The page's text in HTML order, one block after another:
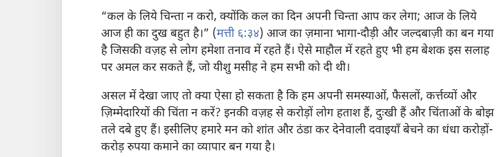
“कल के लिये चिन्ता न करो, क्योंकि कल का दिन अपनी चिन्ता आप कर लेगा; आज के लिये
आज ही का दुख बहुत है।” (मत्ती ६:३४) आज का ज़माना भागा-दौड़ी और जल्दबाज़ी का बन गया
है जिसकी वज़ह से लोग हमेशा तनाव में रहते हैं। ऐसे माहौल में रहते हुए भी हम बेशक इस सलाह
पर अमल कर सकते हैं, जो यीशु मसीह ने हम सभी को दी थी।
असल में देखा जाए तो क्या ऐसा हो सकता है कि हम अपनी समस्याओं, फैसलों, कर्त्तव्यों और
ज़िम्मेदारियों की चिंता न करें? इनकी वज़ह से करोड़ों लोग हताश हैं, दुःखी हैं और चिंताओं के बोझ
तले दबे हुए हैं। इसीलिए हमारे मन को शांत और ठंडा कर देनेवाली दवाइयाँ बेचने का धंधा करोड़ों-
करोड़ रुपया कमाने का व्यापार बन गया है।